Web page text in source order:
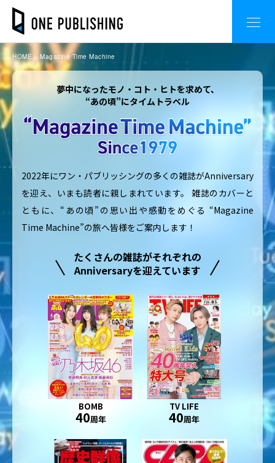
HOME Magazine Time Machine
夢中になったモノ・コト・ヒトを求めて、
“あの頃”にタイムトラベル
2022年にワン・パブリッシングの多くの雑誌がAnniversary
を迎え、いまも読者に親しまれています。
雑誌のカバーと
ともに、“あの頃”の思い出や感動をめぐる “Magazine
Time Machine”の旅へ皆様をご案内します！
たくさんの雑誌がそれぞれの
Anniversaryを迎えています
BOMB
40周年
TV LIFE
40周年